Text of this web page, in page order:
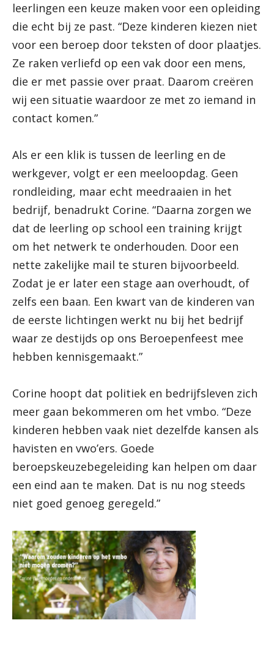
leerlingen een keuze maken voor een opleiding
die echt bij ze past. “Deze kinderen kiezen niet
voor een beroep door teksten of door plaatjes.
Ze raken verliefd op een vak door een mens,
die er met passie over praat. Daarom creëren
wij een situatie waardoor ze met zo iemand in
contact komen.”
Als er een klik is tussen de leerling en de
werkgever, volgt er een meeloopdag. Geen
rondleiding, maar echt meedraaien in het
bedrijf, benadrukt Corine. “Daarna zorgen we
dat de leerling op school een training krijgt
om het netwerk te onderhouden. Door een
nette zakelijke mail te sturen bijvoorbeeld.
Zodat je er later een stage aan overhoudt, of
zelfs een baan. Een kwart van de kinderen van
de eerste lichtingen werkt nu bij het bedrijf
waar ze destijds op ons Beroepenfeest mee
hebben kennisgemaakt.”
Corine hoopt dat politiek en bedrijfsleven zich
meer gaan bekommeren om het vmbo. “Deze
kinderen hebben vaak niet dezelfde kansen als
havisten en vwo’ers. Goede
beroepskeuzebegeleiding kan helpen om daar
een eind aan te maken. Dat is nu nog steeds
niet goed genoeg geregeld.”